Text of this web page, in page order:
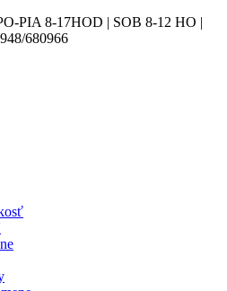
PIA 8-17HOD | SOB 8-12 HO |
680966